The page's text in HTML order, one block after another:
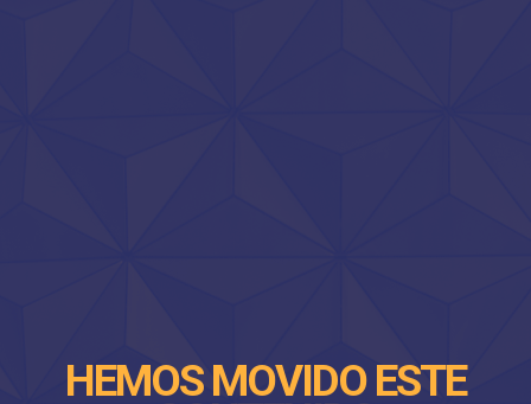
HEMOS MOVIDO ESTE